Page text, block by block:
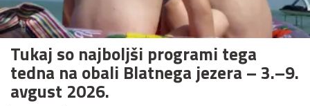
Tukaj so najboljši programi tega
tedna na obali Blatnega jezera – 3.–9.
avgust 2026.